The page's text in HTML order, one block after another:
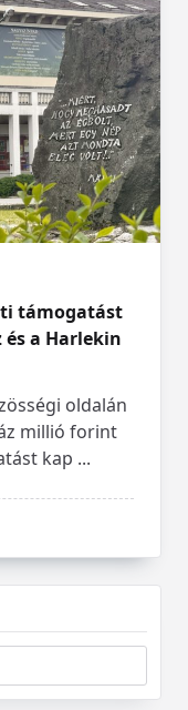
támogatást
és a Harlekin
oldalán
millió forint
kap ...